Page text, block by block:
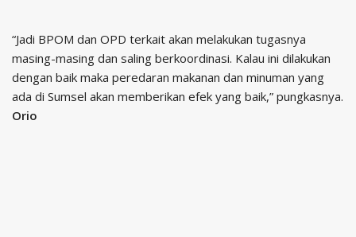
“Jadi BPOM dan OPD terkait akan melakukan tugasnya
masing-masing dan saling berkoordinasi. Kalau ini dilakukan
dengan baik maka peredaran makanan dan minuman yang
ada di Sumsel akan memberikan efek yang baik,” pungkasnya.
Orio